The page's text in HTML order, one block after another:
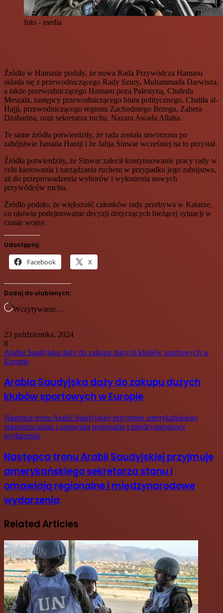
foto - media
Źródła w Hamasie podały, że nowa Rada Przywódcza Hamasu
składa się z przewodniczącego Rady Szury, Muhammada Darwisza,
a także przewodniczącego Hamasu poza Palestyną, Chaleda
Meszala, zastępcy przewodniczącego biura politycznego, Chalila al-
Hajji, przewodniczącego regionu Zachodniego Brzegu, Zahera
Dżabarina, oraz sekretarza ruchu, Nazara Awada Allaha.
Te same źródła potwierdziły, że rada została utworzona po
zabójstwie Ismaila Haniji i że Jahja Sinwar wcześniej na to przystał.
Źródła potwierdziły, że Sinwar zalecił kontynuowanie pracy rady w
celu kierowania i zarządzania ruchem w przypadku jego zabójstwa,
aż do przeprowadzenia wyborów i wyłonienia nowych
przywódców ruchu.
Źródło podało, że większość członków rady przebywa w Katarze,
co ułatwia podejmowanie decyzji dotyczących bieżącej sytuacji w
czasie wojny.
Udostępnij:
Facebook X
Dodaj do ulubionych:
Wczytywanie…
23 października, 2024
8
Arabia Saudyjska dąży do zakupu dużych klubów sportowych w
Europie
Arabia Saudyjska dąży do zakupu dużych
klubów sportowych w Europie
Następca tronu Arabii Saudyjskiej przyjmuje amerykańskiego
sekretarza stanu i omawiają regionalne i międzynarodowe
wydarzenia
Następca tronu Arabii Saudyjskiej przyjmuje
amerykańskiego sekretarza stanu i
omawiają regionalne i międzynarodowe
wydarzenia
Related Articles